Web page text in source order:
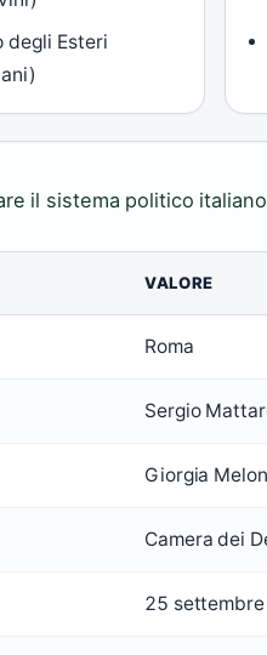
degli Esteri
il sistema politico
VALORE
Roma
Sergio
Giorgia
Camera dei
25